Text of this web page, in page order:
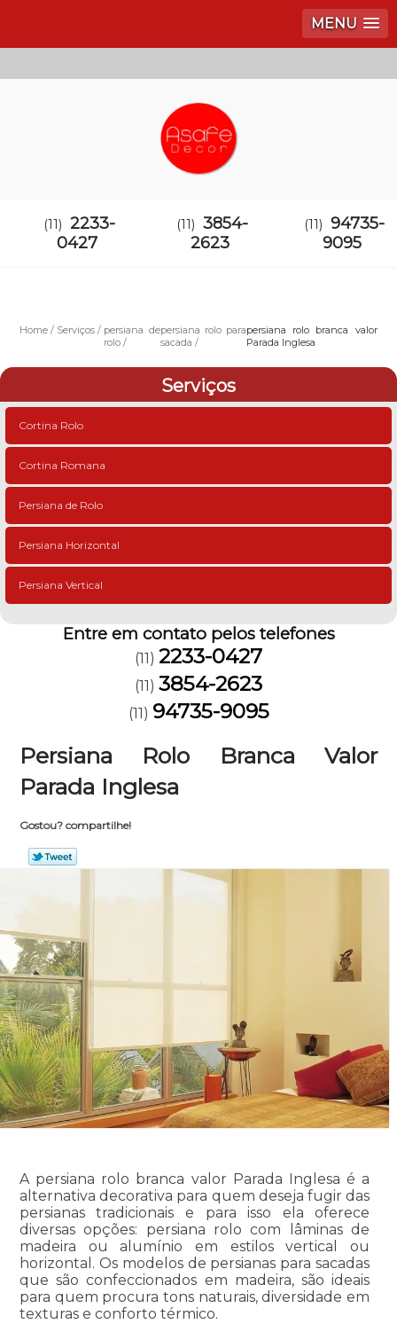
MENU
(11) 2233-
0427
(11) 3854-
2623
(11) 94735-
9095
Home Serviços
persiana de
rolo
persiana rolo para
sacada
persiana rolo branca valor
Parada Inglesa
Serviços
Cortina Rolo
Cortina Romana
Persiana de Rolo
Persiana Horizontal
Persiana Vertical
Entre em contato pelos telefones
(11) 2233-0427
(11) 3854-2623
(11) 94735-9095
Persiana Rolo Branca Valor
Parada Inglesa
Gostou? compartilhe!
A persiana rolo branca valor Parada Inglesa é a
alternativa decorativa para quem deseja fugir das
persianas tradicionais e para isso ela oferece
diversas opções: persiana rolo com lâminas de
madeira ou alumínio em estilos vertical ou
horizontal. Os modelos de persianas para sacadas
que são confeccionados em madeira, são ideais
para quem procura tons naturais, diversidade em
texturas e conforto térmico.